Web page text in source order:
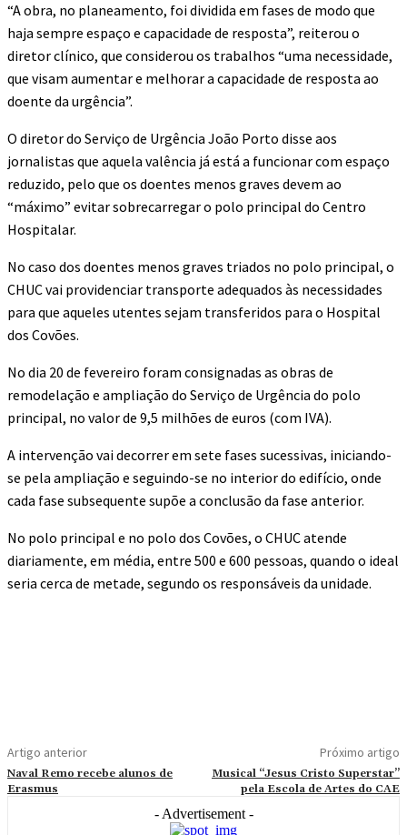
“A obra, no planeamento, foi dividida em fases de modo que
haja sempre espaço e capacidade de resposta”, reiterou o
diretor clínico, que considerou os trabalhos “uma necessidade,
que visam aumentar e melhorar a capacidade de resposta ao
doente da urgência”.
O diretor do Serviço de Urgência João Porto disse aos
jornalistas que aquela valência já está a funcionar com espaço
reduzido, pelo que os doentes menos graves devem ao
“máximo” evitar sobrecarregar o polo principal do Centro
Hospitalar.
No caso dos doentes menos graves triados no polo principal, o
CHUC vai providenciar transporte adequados às necessidades
para que aqueles utentes sejam transferidos para o Hospital
dos Covões.
No dia 20 de fevereiro foram consignadas as obras de
remodelação e ampliação do Serviço de Urgência do polo
principal, no valor de 9,5 milhões de euros (com IVA).
A intervenção vai decorrer em sete fases sucessivas, iniciando-
se pela ampliação e seguindo-se no interior do edifício, onde
cada fase subsequente supõe a conclusão da fase anterior.
No polo principal e no polo dos Covões, o CHUC atende
diariamente, em média, entre 500 e 600 pessoas, quando o ideal
seria cerca de metade, segundo os responsáveis da unidade.
Artigo anterior
Naval Remo recebe alunos de
Erasmus
Próximo artigo
Musical “Jesus Cristo Superstar”
pela Escola de Artes do CAE
- Advertisement -